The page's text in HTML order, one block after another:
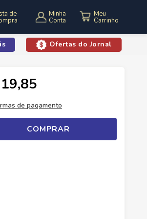
de Minha
Conta
Ofertas do Jornal
Calabresa Br Spices 35g Vidro
de pagamento
COMPRAR